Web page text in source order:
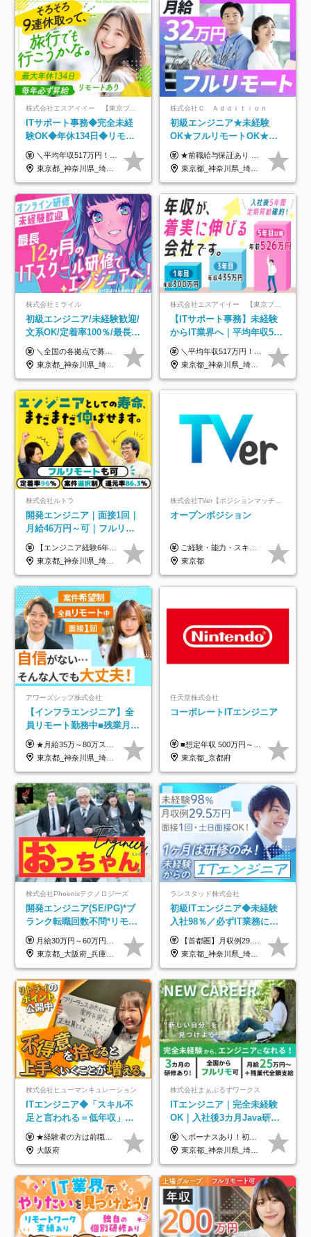
株式会社エスアイイー 【東京プロマーケット上場】
ITサポート事務◆完全未経
験OK◆年休134日◆リモー
トOK◆残業月7h以下◆賞与
年3回◆5年目まで必ず昇給
＼平均年収517万円！入社5年目まで毎年必ず昇給／ ■賞与年3回 ■年収800万円以上も可 ■入社3年以上の平均年収469.2万円 月給23万2000円以上＋賞与年3回＋各種手当 ☆入社5年目まで最大1万5000円の定期昇給を確約 ┃各種手当充実 ・規定の資格を取得すれば、2000円～5万円を毎月支給（2万4000円～60万円／年） ・研修中に取得した取得率95％の資格でも研修後の給料UP ※月給は年齢・経験・能力を考慮して、優遇いたします ※上記月給金額は固定残業代（20時間/3万1300円円以上）を含み、超過分は別途支給いたします ※試用期間（6ヶ月）は月給に変動はありますが、その他待遇に差異はありません ├入社後1ヶ月～3ヶ月間は、月給20万1900円となります └上記金額は固定残業代（10時間／1万6000円）を含み、超過分は別途支給いたします
東京都_神奈川県_埼玉県_千葉県_大阪府_愛知県_北海道_青森県_岩手県_宮城県_秋田県_山形県_福島県_茨城県_栃木県_群馬県_新潟県_山梨県_長野県_富山県_石川県_福井県_静岡県_岐阜県_三重県_兵庫県_京都府_滋賀県_奈良県_和歌山県_広島県_岡山県_鳥取県_島根県_山口県_徳島県_香川県_愛媛県_高知県_福岡県_熊本県_佐賀県_長崎県_大分県_宮崎県_鹿児島県_沖縄県
株式会社Ｃ Ａｄｄｉｔｉｏｎ
初級エンジニア★未経験
OK★フルリモートOK★月
給32万円～★残業月10h＆
年休120日以上★副業可
★前職給与保証あり ★月給32万円以上＋インセンティブあり 月給32万円以上＋インセンティブ＋各種手当 ※上記には固定残業代（月30時間・44,400円～）を含みます ※超過分は別途支給します ※試用期間はございません ★＼成果＝あなたの収入／★ 【1】案件単価ー8万円＝あなたの給与 参画したプロジェクトの案件単価から 一律8万円引いた金額があなたの給与です！ （月給例） ■1人称での構築・小規模な詳細設計 案件単価55万円ー8万円＝月給47万円（還元率85.5%） ■大型案件の設計・構築やプロジェクト管理 案件単価90万円ー8万円＝月給82万円（還元率91.1%） ‥‥‥‥‥‥‥‥‥‥‥‥‥‥‥‥‥‥ 【2】月給の他にも豊富なインセンティブあり 全員が月3～13万円のインセンティブをゲットしています！ ≪インセンティブ制度≫ 稼働している現場で増員・交代が発生し、 当社の人員を配属が決定した際に支給。 ◇C Addition正社員が参画 ：実粗利の10%／毎月 ◇協力会社所属の社員が参画：実粗利の30%／毎月 ≪リファラル制度≫ あなたの知り合いが当社のメンバーになった際に、 毎月1人あたり2万円支給します◎ ‥‥‥‥‥‥‥‥‥‥‥‥‥‥‥‥‥‥
東京都_神奈川県_埼玉県_千葉県_大阪府_愛知県_北海道_青森県_岩手県_宮城県_秋田県_山形県_福島県_茨城県_栃木県_群馬県_新潟県_山梨県_長野県_富山県_石川県_福井県_静岡県_岐阜県_三重県_兵庫県_京都府_滋賀県_奈良県_和歌山県_広島県_岡山県_鳥取県_島根県_山口県_徳島県_香川県_愛媛県_高知県_福岡県_熊本県_佐賀県_長崎県_大分県_宮崎県_鹿児島県_沖縄県
株式会社ミライル
初級エンジニア/未経験歓迎/
文系OK/定着率100％/最長1
年の自社ITスクール研修あ
り/年休130日
＼全国の各拠点で募集中！／ 給与は以下の通り、勤務地により異なります。 札幌：月給23万円～27万円 仙台：月給22万円～26万円 新潟：月給22万円～26万円 東京：月給26万円～30万円 大阪：月給24万円～29万円 福岡：月給23.5万円～27万円 沖縄：月給21万円～26万円 ◎給与は知識や経験を考慮して決定します。 ◎残業は別途全額支給します。 ◎試用期間12カ月あり（給与は以下の通りです。その他条件に変更はありません） （試用期間の給与） 札幌：月給18.6万円～ 仙台：月給19万円～ 新潟：月給18万円～ 東京：月給22万円～ 大阪：月給20.8万円～ 福岡：月給19万円～ 沖縄：月給18万円～
東京都_神奈川県_埼玉県_千葉県_大阪府_愛知県_北海道_青森県_岩手県_宮城県_秋田県_山形県_福島県_茨城県_栃木県_群馬県_新潟県_山梨県_長野県_富山県_石川県_福井県_静岡県_岐阜県_三重県_兵庫県_京都府_滋賀県_奈良県_和歌山県_広島県_岡山県_鳥取県_島根県_山口県_徳島県_香川県_愛媛県_高知県_福岡県_熊本県_佐賀県_長崎県_大分県_宮崎県_鹿児島県_沖縄県
株式会社エスアイイー 【東京プロマーケット上場】
【ITサポート事務】未経験
からIT業界へ｜平均年収517
万円｜ホワイト企業認定｜
年休134日｜リモートOK
＼平均年収517万円！入社5年目まで毎年必ず昇給／ ■賞与年3回 ■年収800万円以上も可 ■入社3年以上の平均年収469.2万円 月給23万2000円以上＋賞与年3回＋各種手当 ☆入社5年目まで最大1万5000円の定期昇給を確約 ┃各種手当充実 ・規定の資格を取得すれば、2000円～5万円を毎月支給（2万4000円～60万円／年） ・研修中に取得した取得率95％の資格でも研修後の給料UP ※月給は年齢・経験・能力を考慮して、優遇いたします ※上記月給金額は固定残業代（20時間/3万1300円円以上）を含み、超過分は別途支給いたします ※試用期間（6ヶ月）は月給に変動はありますが、その他待遇に差異はありません ├入社後1ヶ月～3ヶ月間は、月給20万1900円となります └上記金額は固定残業代（10時間／1万6000円）を含み、超過分は別途支給いたします
東京都_神奈川県_埼玉県_千葉県_大阪府_愛知県_北海道_青森県_岩手県_宮城県_秋田県_山形県_福島県_茨城県_栃木県_群馬県_新潟県_山梨県_長野県_富山県_石川県_福井県_静岡県_岐阜県_三重県_兵庫県_京都府_滋賀県_奈良県_和歌山県_広島県_岡山県_鳥取県_島根県_山口県_徳島県_香川県_愛媛県_高知県_福岡県_熊本県_佐賀県_長崎県_大分県_宮崎県_鹿児島県_沖縄県
株式会社ルトラ
開発エンジニア｜面接1回｜
月給46万円～可｜フルリモ
ートも可｜案件選択制｜定
着率96％以上｜副業OK｜住
宅手当
【エンジニア経験6年以上の方】 月給46万円～100万円（固定残業代含む） ※上記月給には月30時間分の固定残業代（月8万7,400円～月19万円）を含む。超過分は全額支給。 【エンジニア経験4年以上の方】 月給42万円～100万円（固定残業代含む） ※上記月給には月30時間分の固定残業代（月7万9,800円～月19万円）を含む。超過分は全額支給。 【エンジニア経験4年未満の方】 月給38万円～100万円（固定残業代含む） ※上記月給には月30時間分の固定残業代（月7万2,200円～月19万円）を含む。超過分は全額支給。 ※経験、スキル、前職給与などを踏まえて決定。 ◆ルトラの給与制度のポイント！◆ ・社員の95%が入社時に年収UP！最高で300万円UPの実績も ・平均還元率86.3%（交通費・住宅手当・会社負担分の社保も含む） ・人柄やポテンシャルを評価し、スキル以上の希望年収を提示することも ・退職金制度やリファラル手当（平均50万円）あり
東京都_神奈川県_埼玉県_千葉県_大阪府_愛知県_北海道_青森県_岩手県_宮城県_秋田県_山形県_福島県_茨城県_栃木県_群馬県_新潟県_山梨県_長野県_富山県_石川県_福井県_静岡県_岐阜県_三重県_兵庫県_京都府_滋賀県_奈良県_和歌山県_広島県_岡山県_鳥取県_島根県_山口県_徳島県_香川県_愛媛県_高知県_福岡県_熊本県_佐賀県_長崎県_大分県_宮崎県_鹿児島県_沖縄県
株式会社TVer【ポジションマッチ登録】
オープンポジション
ご経験・能力・スキル等により、当社基準にて優遇・相談のうえ決定いたします。
東京都
アワーズシップ株式会社
【インフラエンジニア】全
員リモート勤務中■残業月
3h■最大3ヶ月の連休あり■
年休126日■20～30代活躍
中！
★月給35万～80万スタートも可 【未経験の方】 ■月給26万～80万＋賞与年2回（年2ヶ月分） 【何かしらのインフラエンジニア経験をお持ちの方】 ■月給35万～80万＋賞与年2回（年2ヶ月分） ※スキル・経験などを考慮し決定します ※試用期間6ヶ月あり。期間中は契約社員となります。その他の待遇に差異はありません（試用期間終了後、昇給の可能性あり） ※上記金額には固定残業代（月30時間分／4万9600円～15万2600円）を含みます。超過分は別途支給いたします。 ＼頑張りはインセンティブで還元！／ クライアントに貢献度を評価され、当社のエンジニアが追加で案件に参画することになるなど、会社にとって利益になる行動はしっかり評価します。 会社の成長に貢献できていることを実感でき、「もっと頑張ろう」と思える体制づくりを整えています！
東京都_神奈川県_埼玉県_千葉県_大阪府
任天堂株式会社
コーポレートITエンジニア
■想定年収 500万円～900万円 月給制 月給278,000円～ ※残業が発生した場合、残業代を別途全額支給します ※試用期間2ヶ月あり(待遇や給与に差異はありません)
東京都_京都府
株式会社Phoenixテクノロジーズ
開発エンジニア(SE/PG)*ブ
ランク転職回数不問*リモー
ト案件多数*残業ほぼ0*通院
のための半休制度あり
月給30万円～60万円+住宅手当+職能手当+役職手当+決算賞与+報奨金 ※経験・能力を考慮し、優遇します ※給与には20時間分のみなし時間外手当(3万7000円以上)を含みます(超過時間分は別途追加支給) ※試用期間3～6ヵ月あり(その間の給与、待遇に差異なし) ※場合によって契約社員での採用の可能性あり(面接時に応相談)
東京都_大阪府_兵庫県_京都府_福岡県
ランスタッド株式会社
初級ITエンジニア◆未経験
入社98％／必ずIT業務に配
属／月収例29.5万円／Web
面接1回／土日面接可/SE
【首都圏】月収例29.5万円（月給26万円＋諸手当） 【東海・関西】月収例28.5万円（月給25万円＋諸手当） 【九州】月収例26万円（月給23万円＋諸手当） ※経験・スキル・前職給与を踏まえ、総合的に判断して決定します。 例：首都圏 月収例31万円（月給27万円＋諸手当） ◆各種手当 ・通勤手当（上限4万円まで） ・残業代手当（1分単位で全額支給） ※固定残業代制は採用しておりません ・深夜勤務手当 ・資格取得支援（ランクに応じてお祝い金1万円～10万円を支給） ◆昇給：年1回 ◆補足 ・研修中1ヶ月間は、時給1670円となります。 ・試用期間6ヶ月あり。その間の待遇に変更はありません。 ※詳細は面接時にご案内します。
東京都_神奈川県_埼玉県_千葉県_大阪府_愛知県_兵庫県_京都府_福岡県
株式会社ヒューマンキュレーション
ITエンジニア◆「スキル不
足と言われる＝低年収」で
はない！｜ 不安を克服し、
年収アップした社員の実例
★経験者の方は前職の年収以上を保証します ★案件単価を開示した上で80％以上を還元します 月給25万円以上＋賞与年2回 ※経験や能力を考慮の上で優遇します ※試用期間が3ヶ月(その間の給与・待遇・雇用形態に変更はありません) ※月給には月20時間分のみなし残業手当(5万円)を含みます(超過分は別途支給) ★残業平均は月10時間以下ですので、毎月10時間分程度はお得です！
大阪府
株式会社まぁぶるずワークス
ITエンジニア｜完全未経験
OK｜入社後3カ月Java研修
｜リモート率8割以上｜充実
のキャリア支援｜残業月10h
＼ボーナスあり！初年度から年収300万円以上／ ■月給25万円～35万円＋残業代全額支給＋各種手当＋賞与年1回 ◎経験・年齢・スキルなどを考慮し、できるだけ優遇します ◎試用期間中(3カ月)は契約社員で、月給21万円＋諸手当になります。 (試用期間中は残業が発生しません。その他の待遇に変更はありません) ----------------- ＼3つの評価軸！実力次第で早期収入アップ！／ 【1】スキル(IT理解、実装力、設計) 【2】実務力(現場評価、コミュ力、品質) 【3】姿勢(自走力、意欲、責任感) この3つの評価軸で、3カ月ごとに評価。社内グレードにより、給与が決まる明確な仕組みです。何ができれば給与が上がるのか分かりやすく、実力や努力次第で早期に収入を増やせます！ 【固定残業代について】 なし（残業代は、実際の労働時間に応じて別途全額支給）
東京都_神奈川県_埼玉県_千葉県_大阪府_愛知県_北海道_青森県_岩手県_宮城県_秋田県_山形県_福島県_茨城県_栃木県_群馬県_新潟県_山梨県_長野県_富山県_石川県_福井県_静岡県_岐阜県_三重県_兵庫県_京都府_滋賀県_奈良県_和歌山県_広島県_岡山県_鳥取県_島根県_山口県_徳島県_香川県_愛媛県_高知県_福岡県_熊本県_佐賀県_長崎県_大分県_宮崎県_鹿児島県_沖縄県